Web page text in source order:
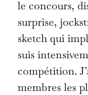
le concours,
surprise,
sketch qui
suis
compétition.
membres les